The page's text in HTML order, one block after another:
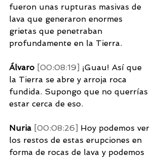
fueron unas rupturas masivas de
lava que generaron enormes
grietas que penetraban
profundamente en la Tierra.
Álvaro [00:08:19] ¡Guau! Así que
la Tierra se abre y arroja roca
fundida. Supongo que no querrías
estar cerca de eso.
Nuria [00:08:26] Hoy podemos ver
los restos de estas erupciones en
forma de rocas de lava y podemos